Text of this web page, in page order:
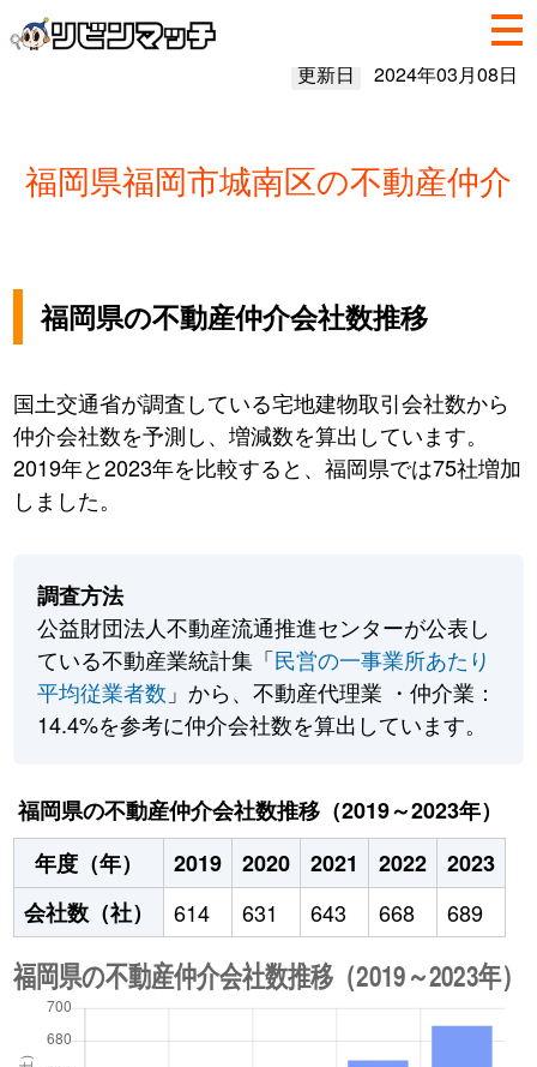
更新日 2024年03月08日
福岡県福岡市城南区の不動産仲介
福岡県の不動産仲介会社数推移
国土交通省が調査している宅地建物取引会社数から
仲介会社数を予測し、増減数を算出しています。
2019年と2023年を比較すると、福岡県では75社増加
しました。
調査方法
公益財団法人不動産流通推進センターが公表し
ている不動産業統計集「民営の一事業所あたり
平均従業者数 」から、不動産代理業 ・仲介業：
14.4%を参考に仲介会社数を算出しています。
福岡県の不動産仲介会社数推移（2019～2023年）
年度（年）
2019 2020 2021 2022
2023
会社数（社）
614 631 643 668 689